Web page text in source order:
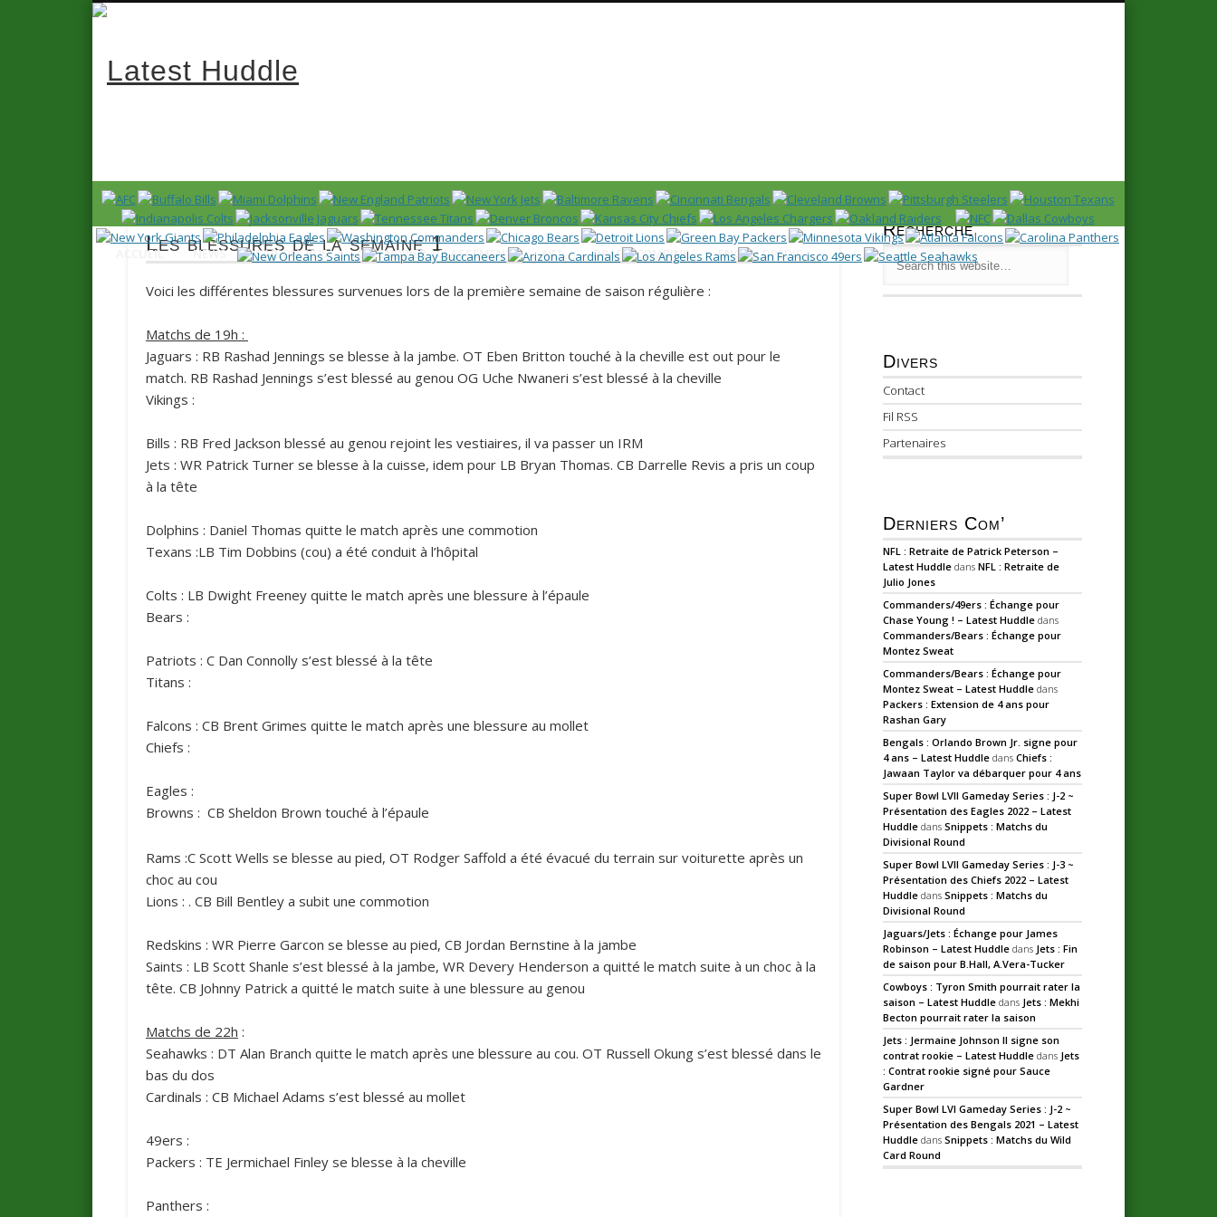
News en français sur la NFL et le Football Américain (Foot US)
ACCUEIL NEWS SAISON 2025 CALENDRIER / CLASSEMENT NFL DRAFT/COMBINE ENCYCLOPÉDIE
Les blessures de la semaine 1
Voici les différentes blessures survenues lors de la première semaine de saison régulière :
Matchs de 19h :
Jaguars : RB Rashad Jennings se blesse à la jambe. OT Eben Britton touché à la cheville est out pour le
match. RB Rashad Jennings s’est blessé au genou OG Uche Nwaneri s’est blessé à la cheville
Vikings :
Bills : RB Fred Jackson blessé au genou rejoint les vestiaires, il va passer un IRM
Jets : WR Patrick Turner se blesse à la cuisse, idem pour LB Bryan Thomas. CB Darrelle Revis a pris un coup
à la tête
Dolphins : Daniel Thomas quitte le match après une commotion
Texans :LB Tim Dobbins (cou) a été conduit à l’hôpital
Colts : LB Dwight Freeney quitte le match après une blessure à l’épaule
Bears :
Patriots : C Dan Connolly s’est blessé à la tête
Titans :
Falcons : CB Brent Grimes quitte le match après une blessure au mollet
Chiefs :
Eagles :
Browns : CB Sheldon Brown touché à l’épaule
Rams :C Scott Wells se blesse au pied, OT Rodger Saffold a été évacué du terrain sur voiturette après un
choc au cou
Lions : . CB Bill Bentley a subit une commotion
Redskins : WR Pierre Garcon se blesse au pied, CB Jordan Bernstine à la jambe
Saints : LB Scott Shanle s’est blessé à la jambe, WR Devery Henderson a quitté le match suite à un choc à la
tête. CB Johnny Patrick a quitté le match suite à une blessure au genou
Matchs de 22h :
Seahawks : DT Alan Branch quitte le match après une blessure au cou. OT Russell Okung s’est blessé dans le
bas du dos
Cardinals : CB Michael Adams s’est blessé au mollet
49ers :
Packers : TE Jermichael Finley se blesse à la cheville
Panthers :
Recherche
Divers
Contact
Fil RSS
Partenaires
Derniers Com’
NFL : Retraite de Patrick Peterson –
Latest Huddle dansNFL : Retraite de
Julio Jones
Commanders/49ers : Échange pour
Chase Young ! – Latest Huddle dans
Commanders/Bears : Échange pour
Montez Sweat
Commanders/Bears : Échange pour
Montez Sweat – Latest Huddle dans
Packers : Extension de 4 ans pour
Rashan Gary
Bengals : Orlando Brown Jr. signe pour
4 ans – Latest Huddle dansChiefs :
Jawaan Taylor va débarquer pour 4 ans
Super Bowl LVII Gameday Series : J-2 ~
Présentation des Eagles 2022 – Latest
Huddle dansSnippets : Matchs du
Divisional Round
Super Bowl LVII Gameday Series : J-3 ~
Présentation des Chiefs 2022 – Latest
Huddle dansSnippets : Matchs du
Divisional Round
Jaguars/Jets : Échange pour James
Robinson – Latest Huddle dans Jets : Fin
de saison pour B.Hall, A.Vera-Tucker
Cowboys : Tyron Smith pourrait rater la
saison – Latest Huddle dans Jets : Mekhi
Becton pourrait rater la saison
Jets : Jermaine Johnson II signe son
contrat rookie – Latest Huddle dans Jets
: Contrat rookie signé pour Sauce
Gardner
Super Bowl LVI Gameday Series : J-2 ~
Présentation des Bengals 2021 – Latest
Huddle dansSnippets : Matchs du Wild
Card Round